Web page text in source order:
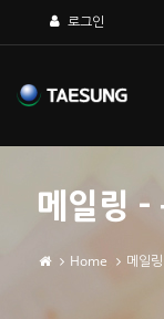
로그인
메일링 -
Home 메일링